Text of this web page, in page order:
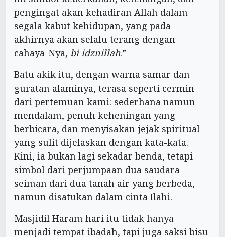
pengingat akan kehadiran Allah dalam
segala kabut kehidupan, yang pada
akhirnya akan selalu terang dengan
cahaya-Nya, bi idznillah.”
Batu akik itu, dengan warna samar dan
guratan alaminya, terasa seperti cermin
dari pertemuan kami: sederhana namun
mendalam, penuh keheningan yang
berbicara, dan menyisakan jejak spiritual
yang sulit dijelaskan dengan kata-kata.
Kini, ia bukan lagi sekadar benda, tetapi
simbol dari perjumpaan dua saudara
seiman dari dua tanah air yang berbeda,
namun disatukan dalam cinta Ilahi.
Masjidil Haram hari itu tidak hanya
menjadi tempat ibadah, tapi juga saksi bisu